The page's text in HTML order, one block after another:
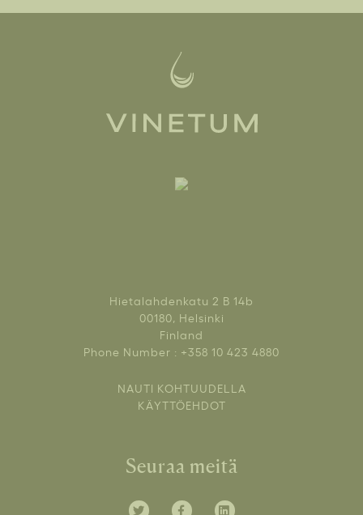
Hietalahdenkatu 2 B 14b
00180, Helsinki
Finland
Phone Number : +358 10 423 4880
NAUTI KOHTUUDELLA
KÄYTTÖEHDOT
Seuraa meitä